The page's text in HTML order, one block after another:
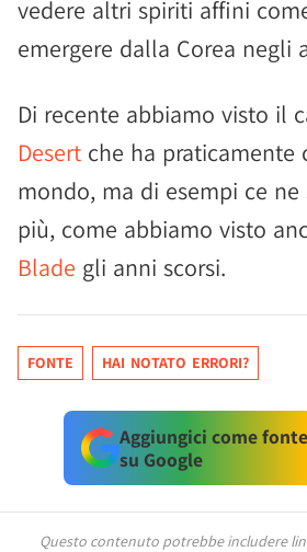
vedere altri spiriti affini
emergere dalla Corea negli
Di recente abbiamo visto il
Desert che ha praticamente
mondo, ma di esempi ce
più, come abbiamo visto
Blade gli anni scorsi.
FONTE HAI NOTATO ERRORI?
Aggiungici come
su Google
Questo contenuto potrebbe includere